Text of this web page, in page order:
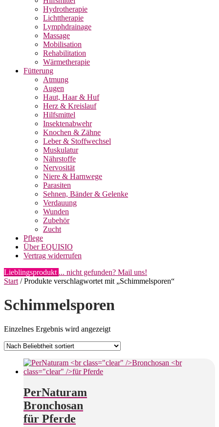
Hydrotherapie
Lichttherapie
Lymphdrainage
Massage
Mobilisation
Rehabilitation
Wärmetherapie
Fütterung
Atmung
Augen
Haut, Haar & Huf
Herz & Kreislauf
Hilfsmittel
Insektenabwehr
Knochen & Zähne
Leber & Stoffwechsel
Muskulatur
Nährstoffe
Nervosität
Niere & Harnwege
Parasiten
Sehnen, Bänder & Gelenke
Verdauung
Wunden
Zubehör
Zucht
Pflege
Über EQUISIO
Vertrag widerrufen
Lieblingsprodukt ... nicht gefunden? Mail uns!
Start / Produkte verschlagwortet mit „Schimmelsporen“
Schimmelsporen
Einzelnes Ergebnis wird angezeigt
PerNaturam
Bronchosan
für Pferde